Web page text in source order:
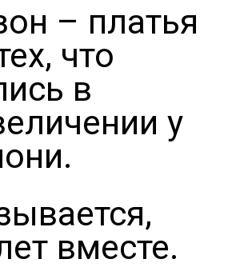
– платья
что
в
у
вместе.